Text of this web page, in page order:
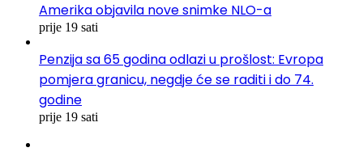
Amerika objavila nove snimke NLO-a
prije 19 sati
Penzija sa 65 godina odlazi u prošlost: Evropa
pomjera granicu, negdje će se raditi i do 74.
godine
prije 19 sati